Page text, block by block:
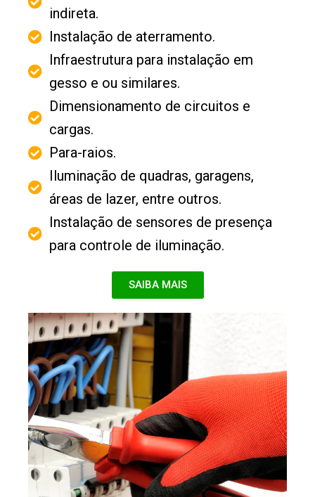
indireta.
Instalação de aterramento.
Infraestrutura para instalação em
gesso e ou similares.
Dimensionamento de circuitos e
cargas.
Para-raios.
Iluminação de quadras, garagens,
áreas de lazer, entre outros.
Instalação de sensores de presença
para controle de iluminação.
SAIBA MAIS